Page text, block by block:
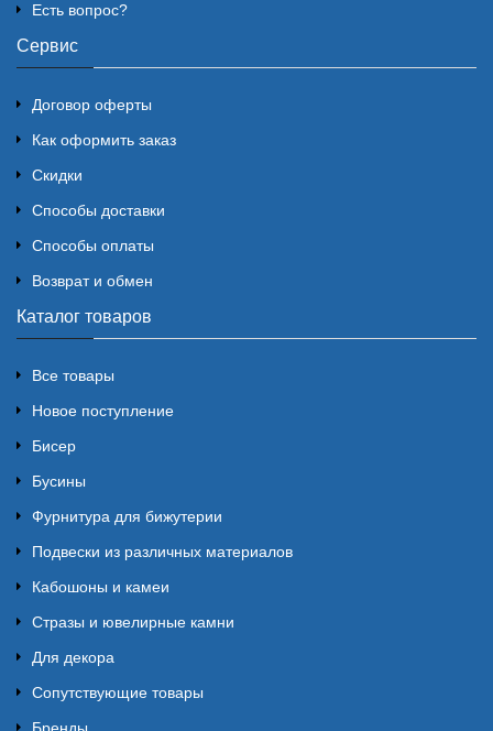
Есть вопрос?
Сервис
Договор оферты
Как оформить заказ
Скидки
Способы доставки
Способы оплаты
Возврат и обмен
Каталог товаров
Все товары
Новое поступление
Бисер
Бусины
Фурнитура для бижутерии
Подвески из различных материалов
Кабошоны и камеи
Стразы и ювелирные камни
Для декора
Сопутствующие товары